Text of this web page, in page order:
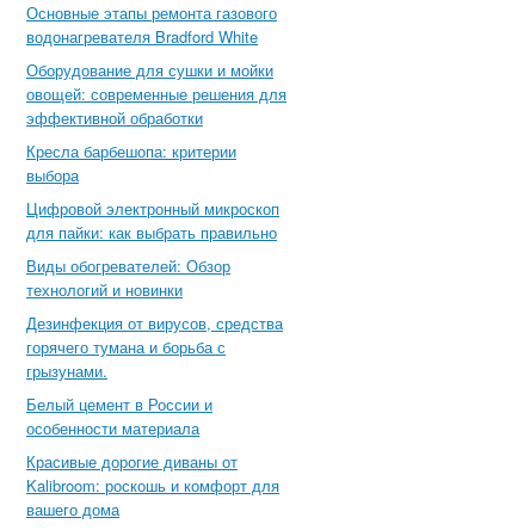
Основные этапы ремонта газового
водонагревателя Bradford White
Оборудование для сушки и мойки
овощей: современные решения для
эффективной обработки
Кресла барбешопа: критерии
выбора
Цифровой электронный микроскоп
для пайки: как выбрать правильно
Виды обогревателей: Обзор
технологий и новинки
Дезинфекция от вирусов, средства
горячего тумана и борьба с
грызунами.
Белый цемент в России и
особенности материала
Красивые дорогие диваны от
Kalibroom: роскошь и комфорт для
вашего дома